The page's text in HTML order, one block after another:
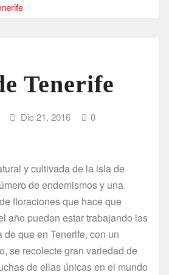
Tenerife
Dic 21, 2016 0
y cultivada de la isla de
de endemismos y una
floraciones que hace que
año puedan estar trabajando las
que en Tenerife, con un
se recolecte gran variedad de
de ellas únicas en el mundo